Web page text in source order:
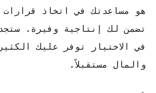
هو مساعدتك في اتخاذ قرارات
تضمن لك إنتاجية وفيرة.
في الاختيار توفر عليك
والمال مستقبلاً.